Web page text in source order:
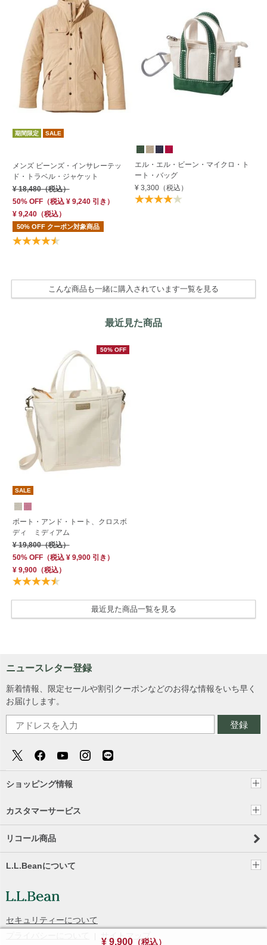
¥ 9,900（税込）
期間限定 SALE
メンズ ビーンズ・インサレーテッ
ド・トラベル・ジャケット
¥ 18,480（税込）
50% OFF（税込 ¥ 9,240引き）
¥ 9,240（税込）
50% OFF クーポン対象商品
エル・エル・ビーン・マイクロ・ト
ート・バッグ
¥ 3,300 （税込）
こんな商品も一緒に購入されています一覧を見る
最近見た商品
50% OFF
SALE
ボート・アンド・トート、クロスボ
ディ ミディアム
¥ 19,800（税込）
50% OFF（税込 ¥ 9,900引き）
¥ 9,900（税込）
最近見た商品一覧を見る
ニュースレター登録
新着情報、限定セールや割引クーポンなどのお得な情報をいち早く
お届けします。
登録
ショッピング情報
カスタマーサービス
リコール商品
L.L.Beanについて
セキュリティーについて